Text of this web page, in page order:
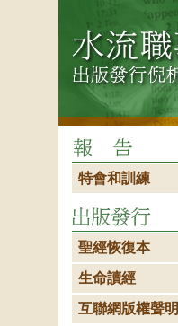
特會和訓練
聖經恢復本
生命讀經
互聯網版權聲明